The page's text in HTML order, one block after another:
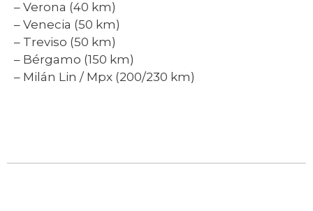
– Verona (40 km)
– Venecia (50 km)
– Treviso (50 km)
– Bérgamo (150 km)
– Milán Lin / Mpx (200/230 km)